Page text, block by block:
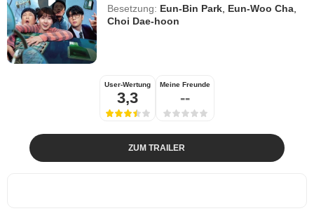
Besetzung: Eun-Bin Park Eun-Woo Cha
Choi Dae-hoon
User-Wertung
3,3
Meine Freunde
--
ZUM TRAILER